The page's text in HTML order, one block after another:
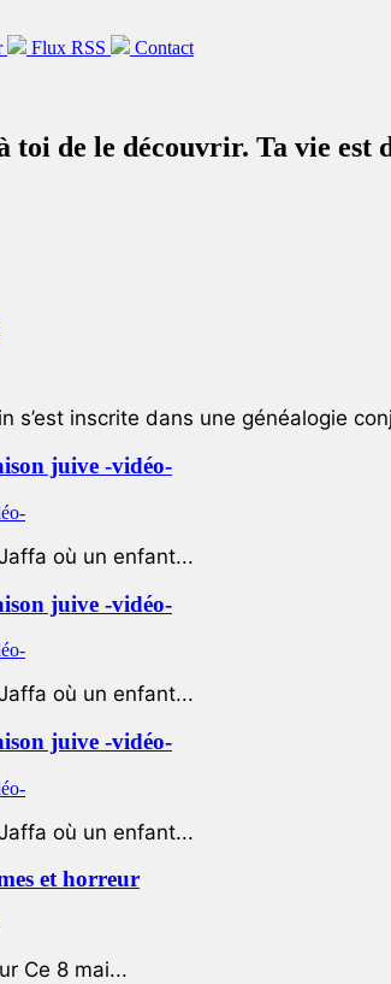
Flux RSS Contact
de le découvrir. Ta vie est
s’est inscrite dans une généalogie
juive -vidéo-
où un enfant...
juive -vidéo-
où un enfant...
juive -vidéo-
où un enfant...
et horreur
Ce 8 mai...